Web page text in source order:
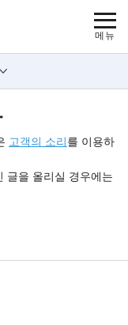
사이트
고객의 소리 를 이용하
글을 올리실 경우에는